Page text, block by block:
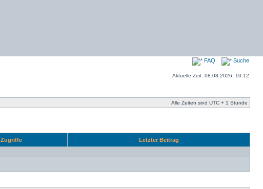
FAQ Suche
Aktuelle Zeit: 08.08.2026, 10:12
Alle Zeiten sind UTC + 1 Stunde
Zugriffe Letzter Beitrag